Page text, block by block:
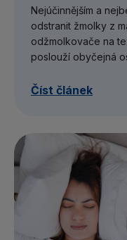
Nejúčinnějším a
odstranit žmolky z
odžmolkovače na
poslouží obyčejná
Číst článek